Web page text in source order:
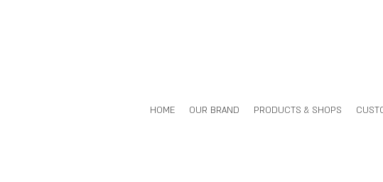
HOME OUR BRAND PRODUCTS & SHOPS